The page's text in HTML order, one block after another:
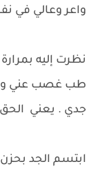
واعر وعالي في
نظرت إليه
طب غصب عني
جدي . يعني الحق
ابتسم الجد